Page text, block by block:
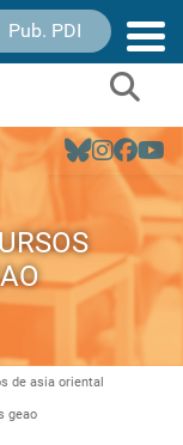
Pub. PDI
de asia oriental
geao